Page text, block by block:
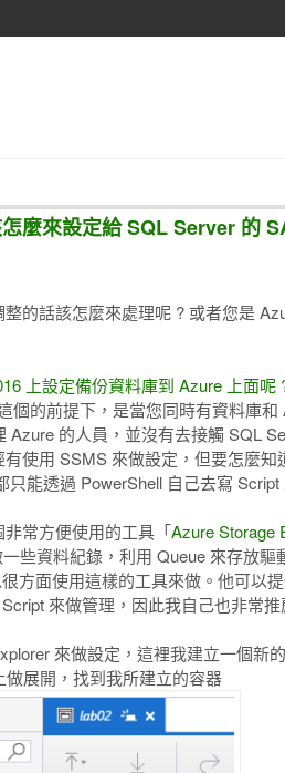
麼來設定給 SQL Server 的
的話該怎麼來處理呢 ? 或者您是
上設定備份資料庫到 Azure 上面呢
的前提下，是當您同時有資料庫和
的人員，並沒有去接觸 SQL
使用 SSMS 來做設定，但要怎麼知
能透過 PowerShell 自己去寫
常方便使用的工具「Azure Storage
些資料紀錄，利用 Queue 來存放驅
方面使用這樣的工具來做。他可以
來做管理，因此我自己也非常
來做設定，這裡我建立一個新
展開，找到我所建立的容器